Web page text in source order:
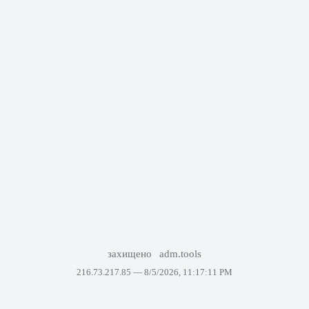
захищено adm.tools
216.73.217.85 — 8/5/2026, 11:17:11 PM